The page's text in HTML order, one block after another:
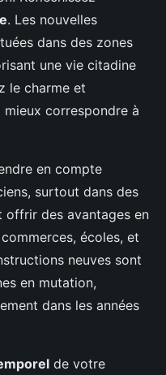
. Les nouvelles
dans des zones
une vie citadine
le charme et
mieux correspondre à
en compte
surtout dans des
offrir des avantages en
écoles, et
neuves sont
en mutation,
dans les années
de votre